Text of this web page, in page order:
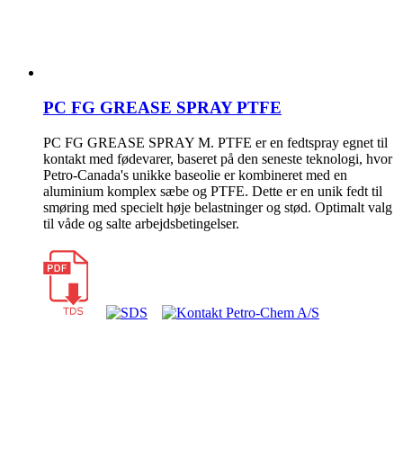
PC FG GREASE SPRAY PTFE
PC FG GREASE SPRAY M. PTFE er en fedtspray egnet til
kontakt med fødevarer, baseret på den seneste teknologi, hvor
Petro-Canada's unikke baseolie er kombineret med en
aluminium komplex sæbe og PTFE. Dette er en unik fedt til
smøring med specielt høje belastninger og stød. Optimalt valg
til våde og salte arbejdsbetingelser.